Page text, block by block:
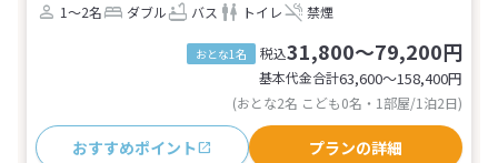
1～2名
ダブル バス トイレ 禁煙
おとな1名 税込31,800～79,200円
基本代金合計63,600〜158,400円
(おとな2名 こども0名・1部屋/1泊2日)
おすすめポイント プランの詳細